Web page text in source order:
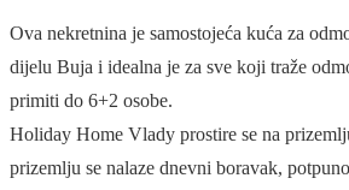
Ova nekretnina je samostojeća kuća za
dijelu Buja i idealna je za sve koji traže
primiti do 6+2 osobe.
Holiday Home Vlady prostire se na
prizemlju se nalaze dnevni boravak,